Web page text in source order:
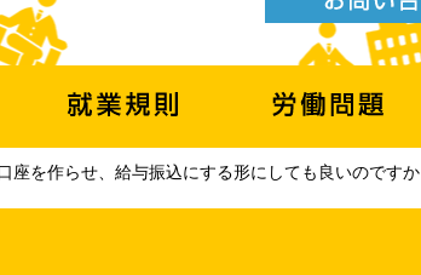
座を作らせ、給与振込にする形にしても良いのですか